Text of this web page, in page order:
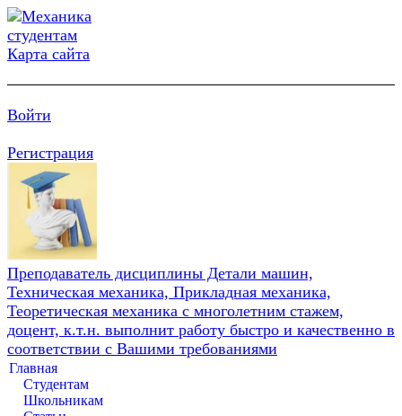
Карта сайта
Войти
Регистрация
Преподаватель дисциплины Детали машин,
Техническая механика, Прикладная механика,
Теоретическая механика с многолетним стажем,
доцент, к.т.н. выполнит работу быстро и качественно в
соответствии с Вашими требованиями
Главная
Студентам
Школьникам